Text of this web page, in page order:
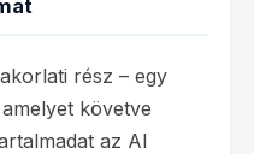
rész – egy
követve
az AI